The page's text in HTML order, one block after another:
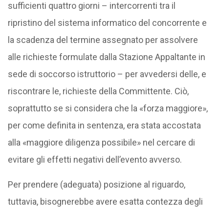
sufficienti quattro giorni – intercorrenti tra il
ripristino del sistema informatico del concorrente e
la scadenza del termine assegnato per assolvere
alle richieste formulate dalla Stazione Appaltante in
sede di soccorso istruttorio – per avvedersi delle, e
riscontrare le, richieste della Committente. Ciò,
soprattutto se si considera che la «forza maggiore»,
per come definita in sentenza, era stata accostata
alla «maggiore diligenza possibile» nel cercare di
evitare gli effetti negativi dell’evento avverso.
Per prendere (adeguata) posizione al riguardo,
tuttavia, bisognerebbe avere esatta contezza degli